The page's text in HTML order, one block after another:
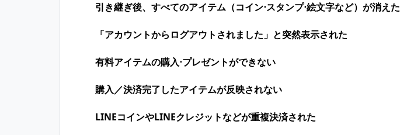
引き継ぎ後、すべてのアイテム（コイン⋅スタンプ⋅絵文字など）が消えた
「アカウントからログアウトされました」と突然表示された
有料アイテムの購入⋅プレゼントができない
購入／決済完了したアイテムが反映されない
LINEコインや​LINEクレジットなどが​重複決済された​